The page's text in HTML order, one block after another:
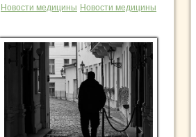
Новости медицины Новости медицины